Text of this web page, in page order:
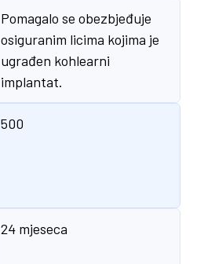
Pomagalo se obezbjeđuje
osiguranim licima kojima je
ugrađen kohlearni
implantat.
500
24 mjeseca